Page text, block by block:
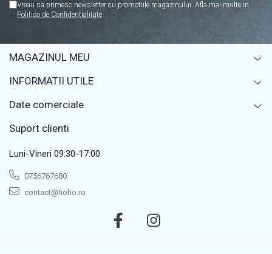
Vreau sa primesc newsletter cu promotiile magazinului. Afla mai multe in
Politica de Confidentialitate
MAGAZINUL MEU
INFORMATII UTILE
Date comerciale
Suport clienti
Luni-Vineri 09:30-17:00
0756767680
contact@hoho.ro